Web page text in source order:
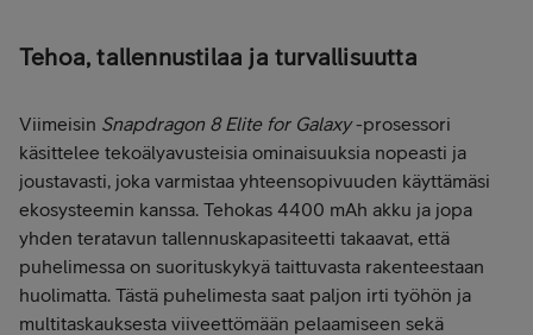
Tehoa, tallennustilaa ja turvallisuutta
Viimeisin Snapdragon 8 Elite for Galaxy-prosessori
käsittelee tekoälyavusteisia ominaisuuksia nopeasti ja
joustavasti, joka varmistaa yhteensopivuuden käyttämäsi
ekosysteemin kanssa. Tehokas 4400 mAh akku ja jopa
yhden teratavun tallennuskapasiteetti takaavat, että
puhelimessa on suorituskykyä taittuvasta rakenteestaan
huolimatta. Tästä puhelimesta saat paljon irti työhön ja
multitaskauksesta viiveettömään pelaamiseen sekä